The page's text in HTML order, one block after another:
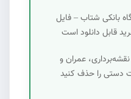
بانکی شتاب – فایل
قابل دانلود است
عمران و
دستی را حذف کنید